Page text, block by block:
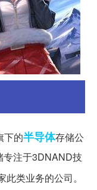
下的半导体存储公
专注于3DNAND技
此类业务的公司。